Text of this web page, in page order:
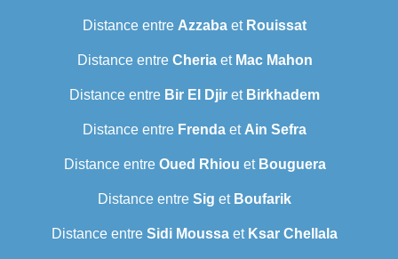
Distance entre Azzaba et Rouissat
Distance entre Cheriaet Mac Mahon
Distance entre Bir El Djir et Birkhadem
Distance entre Frenda et Ain Sefra
Distance entre Oued Rhiou et Bouguera
Distance entre Sig et Boufarik
Distance entre Sidi Moussa et Ksar Chellala